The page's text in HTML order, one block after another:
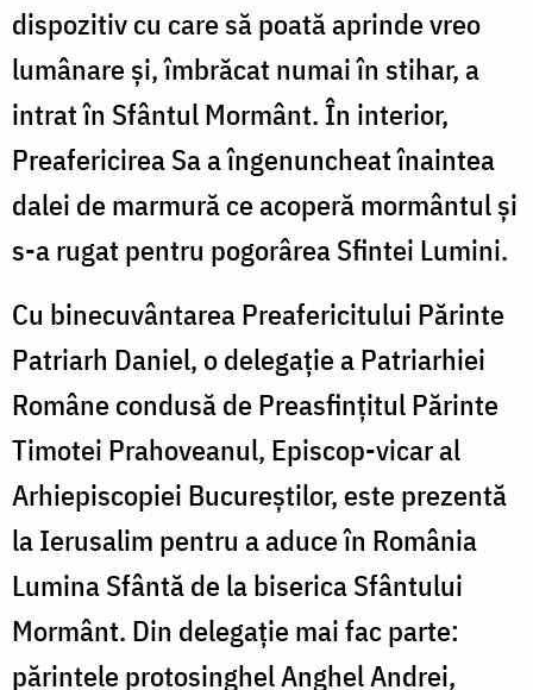
dispozitiv cu care să poată aprinde vreo
lumânare şi, îmbrăcat numai în stihar, a
intrat în Sfântul Mormânt. În interior,
Preafericirea Sa a îngenuncheat înaintea
dalei de marmură ce acoperă mormântul şi
s-a rugat pentru pogorârea Sfintei Lumini.
Cu binecuvântarea Preafericitului Părinte
Patriarh Daniel, o delegație a Patriarhiei
Române condusă de Preasfinţitul Părinte
Timotei Prahoveanul, Episcop-vicar al
Arhiepiscopiei Bucureştilor, este prezentă
la Ierusalim pentru a aduce în România
Lumina Sfântă de la biserica Sfântului
Mormânt. Din delegaţie mai fac parte:
părintele protosinghel Anghel Andrei,